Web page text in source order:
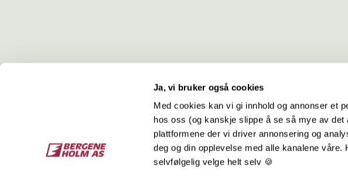
Ja, vi bruker også cookies
Med cookies kan vi gi innhold og annonser et
hos oss (og kanskje slippe å se så mye av
plattformene der vi driver annonsering og
deg og din opplevelse med alle kanalene
selvfølgelig velge helt selv 🍪
Bergene Holm AS
Om oss
Jobbe hos oss